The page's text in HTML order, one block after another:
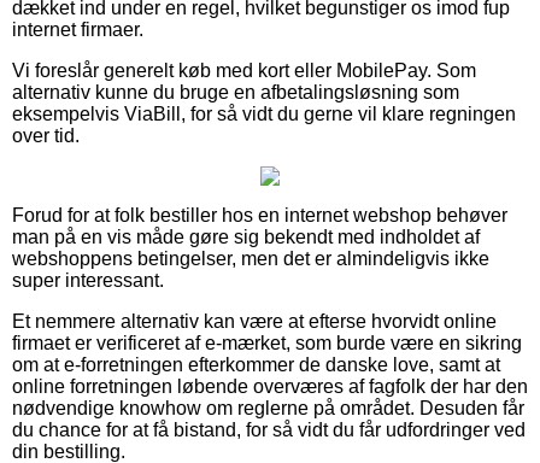
dækket ind under en regel, hvilket begunstiger os imod fup
internet firmaer.
Vi foreslår generelt køb med kort eller MobilePay. Som
alternativ kunne du bruge en afbetalingsløsning som
eksempelvis ViaBill, for så vidt du gerne vil klare regningen
over tid.
Forud for at folk bestiller hos en internet webshop behøver
man på en vis måde gøre sig bekendt med indholdet af
webshoppens betingelser, men det er almindeligvis ikke
super interessant.
Et nemmere alternativ kan være at efterse hvorvidt online
firmaet er verificeret af e-mærket, som burde være en sikring
om at e-forretningen efterkommer de danske love, samt at
online forretningen løbende overværes af fagfolk der har den
nødvendige knowhow om reglerne på området. Desuden får
du chance for at få bistand, for så vidt du får udfordringer ved
din bestilling.